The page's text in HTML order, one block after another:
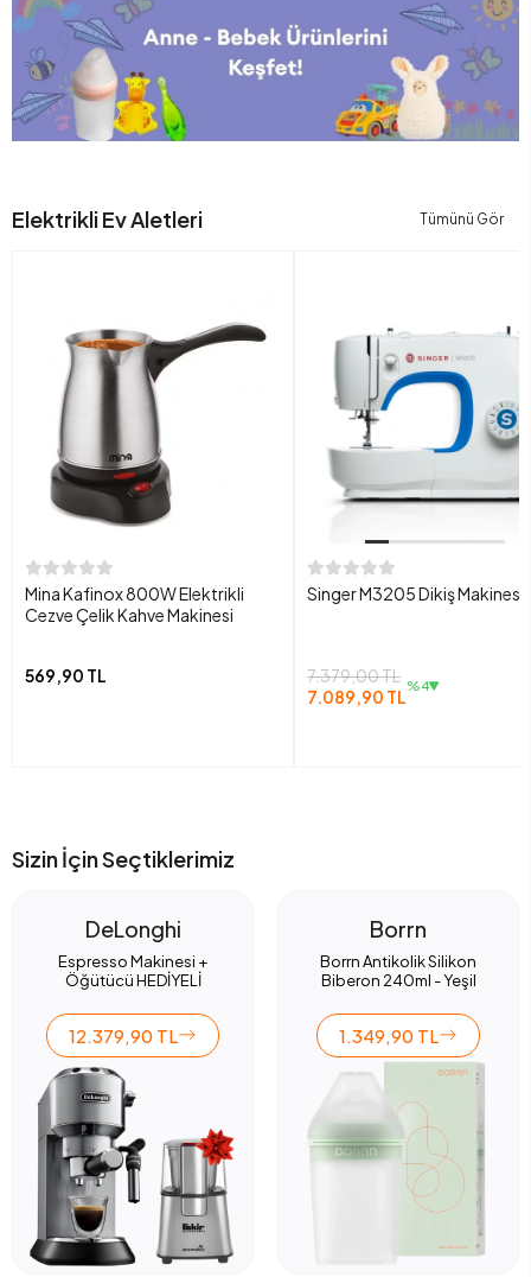
Elektrikli Ev Aletleri Tümünü Gör
Mina Kafinox 800W Elektrikli
Cezve Çelik Kahve Makinesi
569,90 TL
Singer M3205 Dikiş Makinesi
7.379,00 TL
7.089,90 TL %4
Sizin İçin Seçtiklerimiz
DeLonghi
Espresso Makinesi +
Öğütücü HEDİYELİ
12.379,90 TL
Borrn
Borrn Antikolik Silikon
Biberon 240ml - Yeşil
1.349,90 TL